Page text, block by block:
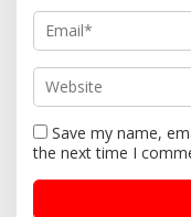
Save my name,
the next time I